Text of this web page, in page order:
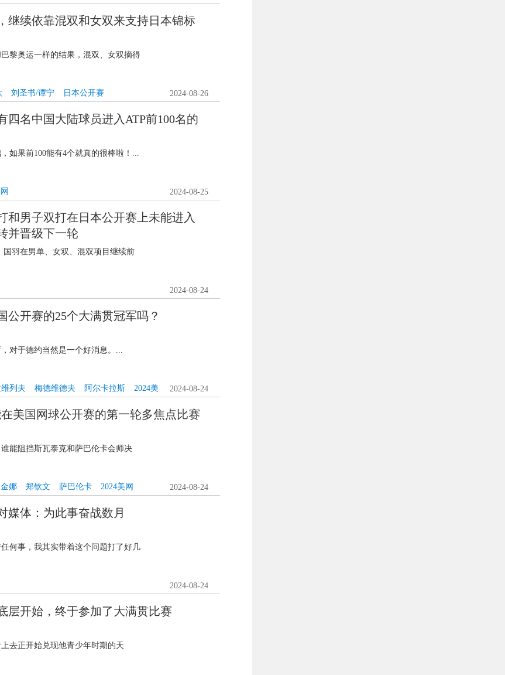
继续依靠混双和女双来支持日本锦标
黎奥运一样的结果，混双、女双摘得
刘圣书/谭宁 日本公开赛 2024-08-26
四名中国大陆球员进入ATP前100名的
如果前100能有4个就真的很棒啦！...
2024-08-25
和男子双打在日本公开赛上未能进入
并晋级下一轮
国羽在男单、女双、混双项目继续前
2024-08-24
公开赛的25个大满贯冠军吗？
对于德约当然是一个好消息。...
列夫 梅德维德夫 阿尔卡拉斯 2024美 2024-08-24
在美国网球公开赛的第一轮多焦点比赛
能阻挡斯瓦泰克和萨巴伦卡会师决
娜 郑钦文 萨巴伦卡 2024美网 2024-08-24
媒体：为此事奋战数月
何事，我其实带着这个问题打了好几
2024-08-24
层开始，终于参加了大满贯比赛
去正开始兑现他青少年时期的天